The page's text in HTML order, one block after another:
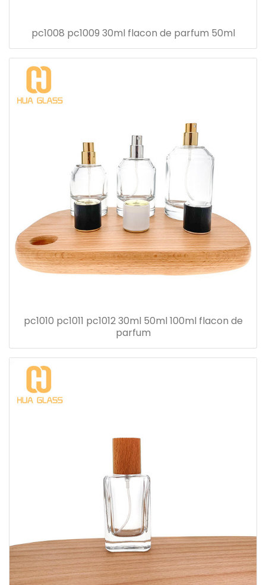
pc1008 pc1009 30ml flacon de parfum 50ml
pc1010 pc1011 pc1012 30ml 50ml 100ml flacon de
parfum